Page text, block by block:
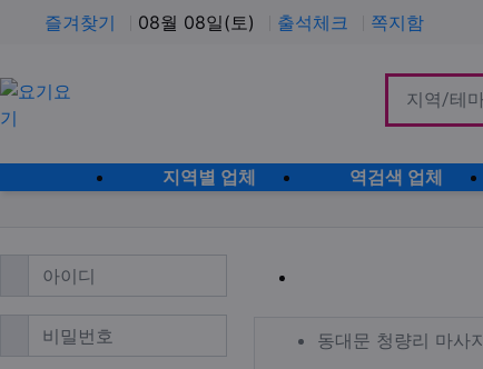
즐겨찾기 08월 08일(토) 출석체크 쪽지함
지역별 업체 역검색 업체
동대문 청
업체 정보
동대문 청
동대문 청량리 마사
아이디 필수
비밀번호필수